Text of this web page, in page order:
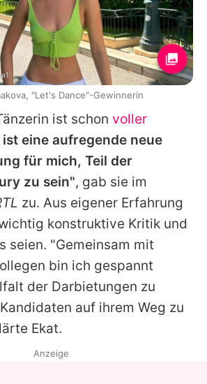
ist schon voller
ist eine aufregende neue
für mich, Teil der
zu sein", gab sie im
zu. Aus eigener Erfahrung
konstruktive Kritik und
seien. "Gemeinsam mit
bin ich gespannt
der Darbietungen zu
auf ihrem Weg zu
Ekat.
"Let's Dance"-Gewinnerin
Anzeige